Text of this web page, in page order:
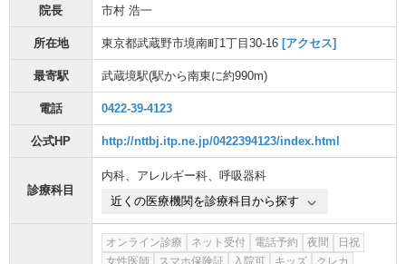
院長 市村 浩一
所在地 東京都武蔵野市境南町1丁目30-16 [アクセス]
最寄駅 武蔵境駅(駅から南東に約990m)
電話 0422-39-4123
公式HP http://nttbj.itp.ne.jp/0422394123/index.html
診療科目
内科、 アレルギー科、 呼吸器科
近くの医療機関を診療科目から探す
オンライン診療 ネット受付 電話予約 夜間
日祝
女性医師
スマホ保険証 入院可 キッズ
クレカ